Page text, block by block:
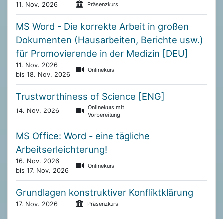
11. Nov. 2026 Präsenzkurs
MS Word - Die korrekte Arbeit in großen
Dokumenten (Hausarbeiten, Berichte usw.)
für Promovierende in der Medizin [DEU]
11. Nov. 2026
bis 18. Nov. 2026
Onlinekurs
Trustworthiness of Science [ENG]
14. Nov. 2026
Onlinekurs mit
Vorbereitung
MS Office: Word - eine tägliche
Arbeitserleichterung!
16. Nov. 2026
bis 17. Nov. 2026
Onlinekurs
Grundlagen konstruktiver Konfliktklärung
17. Nov. 2026 Präsenzkurs